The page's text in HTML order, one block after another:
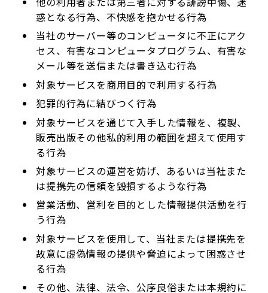
惑となる行為、不快感を抱かせる行為
当社のサーバー等のコンピュータに不正にアク
セス、有害なコンピュータプログラム、有害な
メール等を送信または書き込む行為
対象サービスを商用目的で利用する行為
犯罪的行為に結びつく行為
対象サービスを通じて入手した情報を、複製、
販売出版その他私的利用の範囲を超えて使用す
る行為
対象サービスの運営を妨げ、あるいは当社また
は提携先の信頼を毀損するような行為
営業活動、営利を目的とした情報提供活動を行
う行為
対象サービスを使用して、当社または提携先を
故意に虚偽情報の提供や脅迫によって困惑させ
る行為
その他、法律、法令、公序良俗または本規約に